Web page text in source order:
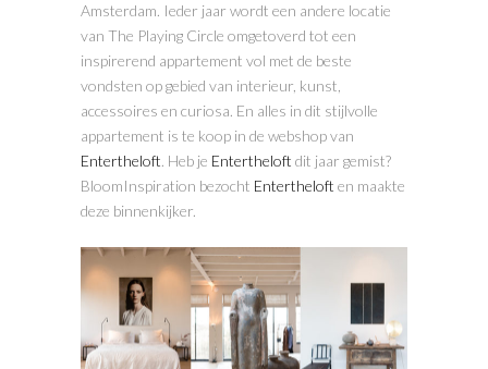
Amsterdam. Ieder jaar wordt een andere locatie
van The Playing Circle omgetoverd tot een
inspirerend appartement vol met de beste
vondsten op gebied van interieur, kunst,
accessoires en curiosa. En alles in dit stijlvolle
appartement is te koop in de webshop van
Entertheloft. Heb je Entertheloft dit jaar gemist?
BloomInspiration bezocht Entertheloft en maakte
deze binnenkijker.